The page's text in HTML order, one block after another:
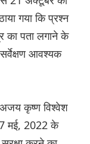
गया कि प्रश्न
का पता लगाने के
आवश्यक
कृष्ण विश्वेश
मई, 2022 के